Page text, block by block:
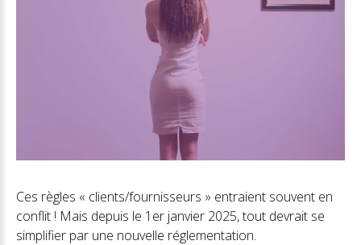
Ces règles « clients/fournisseurs » entraient souvent en
conflit ! Mais depuis le 1er janvier 2025, tout devrait se
simplifier par une nouvelle réglementation.